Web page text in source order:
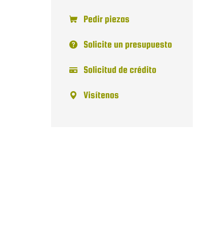
Pedir piezas
Solicite un presupuesto
Solicitud de crédito
Visítenos